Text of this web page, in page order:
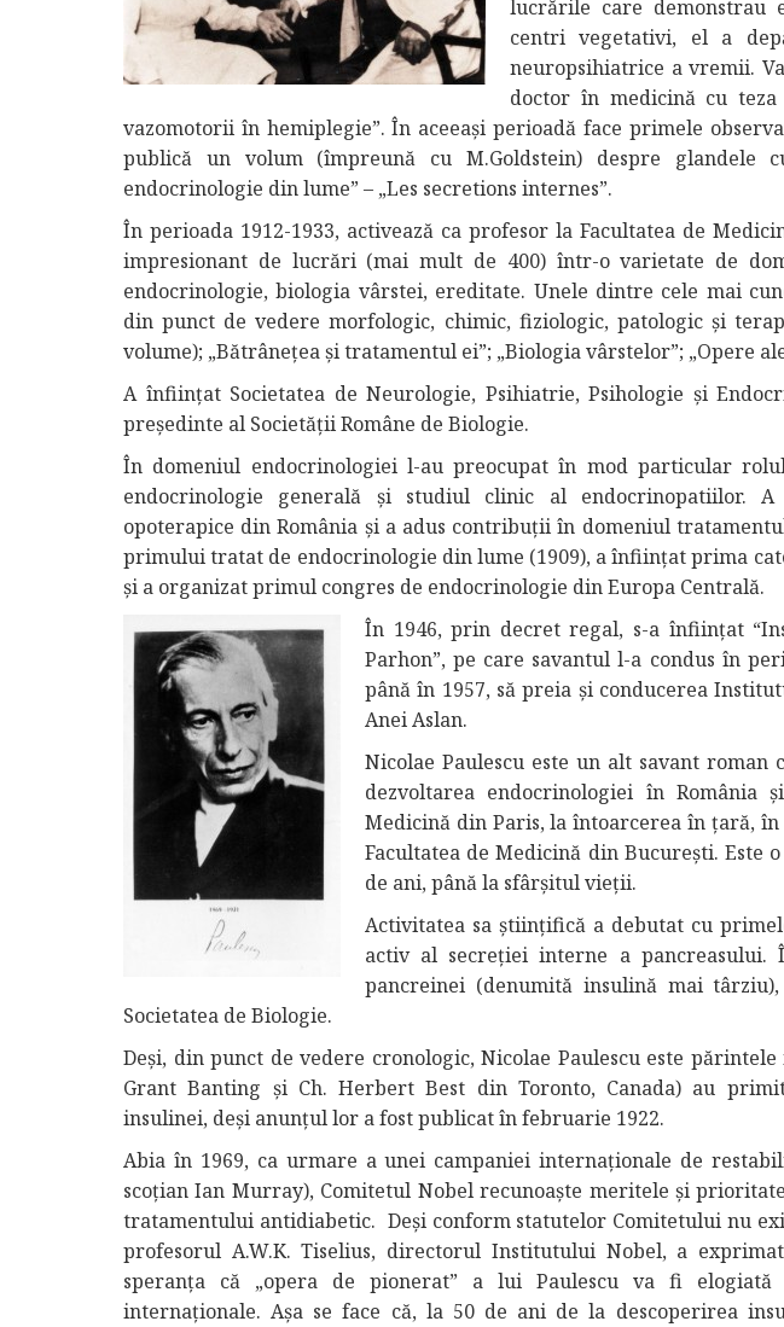
lucrările care demonstrau
centri vegetativi, el a
neuropsihiatrice a vremii.
doctor în medicină cu
vazomotorii în hemiplegie”. În aceeași perioadă face primele
publică un volum (împreună cu M.Goldstein) despre glandele
endocrinologie din lume” – „Les secretions internes”.
În perioada 1912-1933, activează ca profesor la Facultatea de
impresionant de lucrări (mai mult de 400) într-o varietate de
endocrinologie, biologia vârstei, ereditate. Unele dintre cele mai
din punct de vedere morfologic, chimic, fiziologic, patologic și
volume); „Bătrânețea și tratamentul ei”; „Biologia vârstelor”; „Opere
A înființat Societatea de Neurologie, Psihiatrie, Psihologie și
președinte al Societății Române de Biologie.
În domeniul endocrinologiei l-au preocupat în mod particular
endocrinologie generală și studiul clinic al endocrinopatiilor.
opoterapice din România și a adus contribuții în domeniul
primului tratat de endocrinologie din lume (1909), a înființat prima
și a organizat primul congres de endocrinologie din Europa Centrală.
În 1946, prin decret regal, s-a înființat
Parhon”, pe care savantul l-a condus în
până în 1957, să preia şi conducerea
Anei Aslan.
Nicolae Paulescu este un alt savant
dezvoltarea endocrinologiei în
Medicină din Paris, la întoarcerea în țară,
Facultatea de Medicină din Bucureşti. Este
de ani, până la sfârşitul vieţii.
Activitatea sa științifică a debutat cu
activ al secreţiei interne a pancreasului.
pancreinei (denumită insulină mai
Societatea de Biologie.
Deși, din punct de vedere cronologic, Nicolae Paulescu este
Grant Banting și Ch. Herbert Best din Toronto, Canada) au
insulinei, deşi anunţul lor a fost publicat în februarie 1922.
Abia în 1969, ca urmare a unei campaniei internaționale de
scoțian Ian Murray), Comitetul Nobel recunoaște meritele și
tratamentului antidiabetic. Deși conform statutelor Comitetului nu
profesorul A.W.K. Tiselius, directorul Institutului Nobel, a
speranța că „opera de pionerat” a lui Paulescu va fi
internaționale. Așa se face că, la 50 de ani de la descoperirea